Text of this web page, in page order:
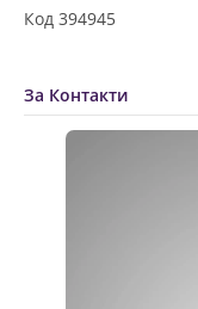
Код 394945
За Контакти